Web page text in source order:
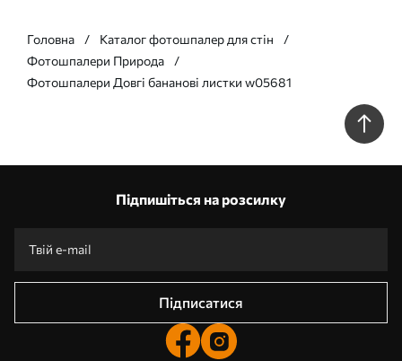
Головна
Каталог фотошпалер для стін
Фотошпалери Природа
Фотошпалери Довгі бананові листки w05681
Підпишіться на розсилку
Підписатися